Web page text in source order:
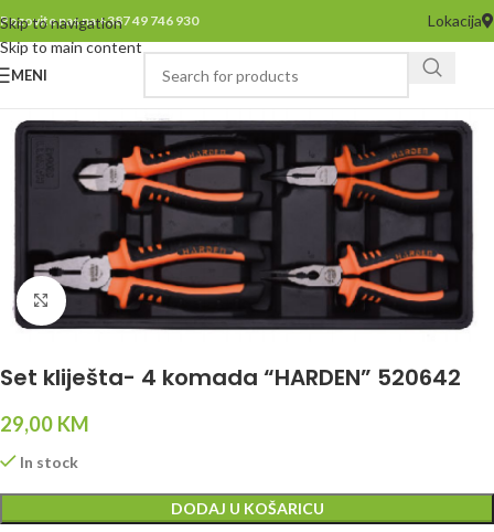
Skip to navigation
Skip to main content
Pozovite nas na +387 49 746 930 Lokacija
MENI
Click to enlarge
Set kliješta- 4 komada “HARDEN” 520642
29,00 KM
In stock
DODAJ U KOŠARICU